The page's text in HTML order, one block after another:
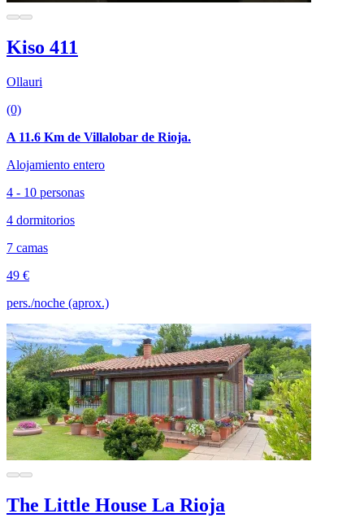
Kiso 411
Ollauri
(0)
A 11.6 Km de Villalobar de Rioja.
Alojamiento entero
4 - 10 personas
4 dormitorios
7 camas
49 €
pers./noche (aprox.)
The Little House La Rioja